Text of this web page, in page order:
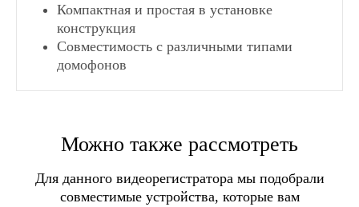
Компактная и простая в установке
конструкция
Совместимость с различными типами
домофонов
Разрешение камеры: 1000ТВЛ
Формат видеосигнала: PAL
Самовывоз в Москве
Самовывоз в Санкт-Питербурге
Самовывоз в пунктах выдачи заказов
СДЭК
Можно также рассмотреть
Для данного видеорегистратора мы подобрали
совместимые устройства, которые вам